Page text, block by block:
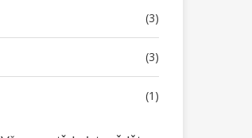
(3)
(3)
(1)